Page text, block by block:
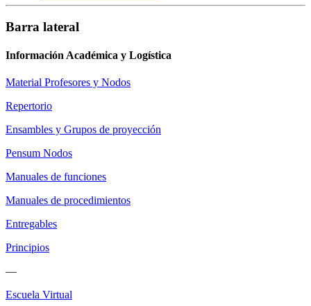
Barra lateral
Información Académica y Logística
Material Profesores y Nodos
Repertorio
Ensambles y Grupos de proyección
Pensum Nodos
Manuales de funciones
Manuales de procedimientos
Entregables
Principios
—
Escuela Virtual